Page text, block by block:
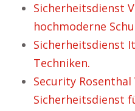
Sicherheitsdienst
hochmoderne
Sicherheitsdienst
Techniken.
Security
Sicherheitsdienst